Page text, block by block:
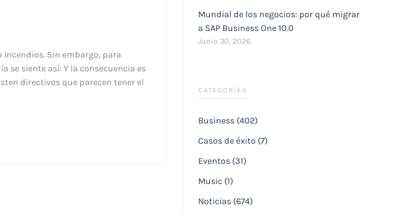
Sin embargo, para
se siente así: Y la consecuencia es
directivos que parecen tener el
Mundial de los negocios: por qué migrar
a SAP Business One 10.0
Junio 30, 2026
CATEGORÍAS
Business (402)
Casos de éxito (7)
Eventos (31)
Music (1)
Noticias (674)